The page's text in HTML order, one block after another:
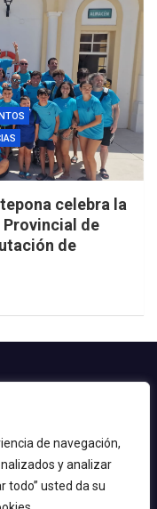
de navegación,
y analizar
todo” usted da su
celebra la
de
de